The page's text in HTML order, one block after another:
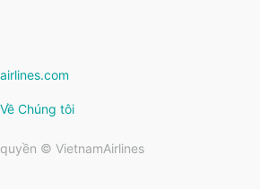
Về Chúng tôi
© VietnamAirlines